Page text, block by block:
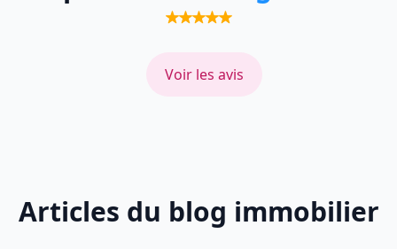
Voir les avis
Articles du blog immobilier